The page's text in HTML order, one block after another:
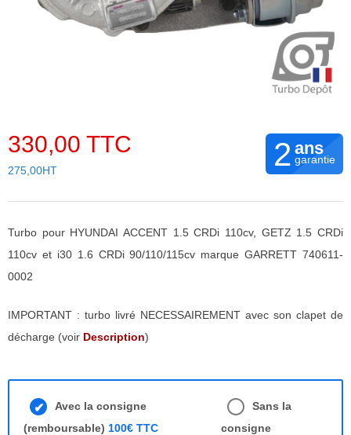
330,00 TTC
275,00HT 2 ans
garantie
Turbo pour HYUNDAI ACCENT 1.5 CRDi 110cv, GETZ 1.5 CRDi
110cv et i30 1.6 CRDi 90/110/115cv marque GARRETT 740611-
0002
IMPORTANT : turbo livré NECESSAIREMENT avec son clapet de
décharge (voir Description)
Avec la consigne
(remboursable) 100€ TTC
Sans la
consigne